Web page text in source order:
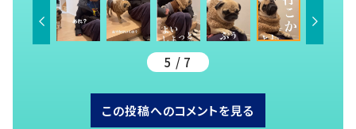
5 / 7
この投稿へのコメントを見る